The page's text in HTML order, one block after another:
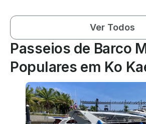
Ver Todos
Passeios de Barco
Populares em Ko